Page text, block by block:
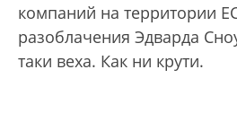
компаний на территории
разоблачения Эдварда
таки веха. Как ни крути.